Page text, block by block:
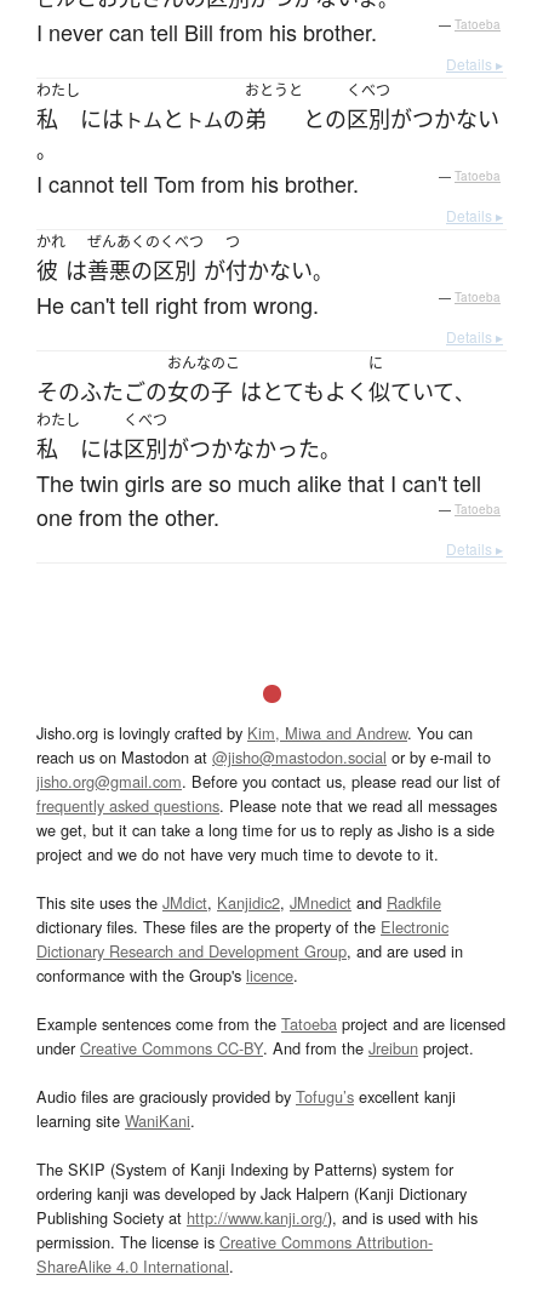
I never can tell Bill from his brother. — Tatoeba
Details ▸
わたし
私 には トムと トムの
おとうと
弟 との
くべつ
区別がつかない
。
I cannot tell Tom from his brother. — Tatoeba
Details ▸
かれ
彼 は
ぜんあくのくべつ
善悪の区別 が
つ
付かない。
He can't tell right from wrong. — Tatoeba
Details ▸
そのふたごの
おんなのこ
女の子 はとてもよく
に
似ていて、
わたし
私 には
くべつ
区別がつかなかった。
The twin girls are so much alike that I can't tell
one from the other.
— Tatoeba
Details ▸
Jisho.org is lovingly crafted by Kim, Miwa and Andrew. You can
reach us on Mastodon at @jisho@mastodon.social or by e-mail to
jisho.org@gmail.com. Before you contact us, please read our list of
frequently asked questions. Please note that we read all messages
we get, but it can take a long time for us to reply as Jisho is a side
project and we do not have very much time to devote to it.
This site uses the JMdict, Kanjidic2, JMnedict and Radkfile
dictionary files. These files are the property of the Electronic
Dictionary Research and Development Group, and are used in
conformance with the Group's licence.
Example sentences come from the Tatoeba project and are licensed
underCreative Commons CC-BY. And from the Jreibun project.
Audio files are graciously provided by Tofugu’s excellent kanji
learning site WaniKani.
The SKIP (System of Kanji Indexing by Patterns) system for
ordering kanji was developed by Jack Halpern (Kanji Dictionary
Publishing Society at http://www.kanji.org/), and is used with his
permission. The license is Creative Commons Attribution-
ShareAlike 4.0 International.